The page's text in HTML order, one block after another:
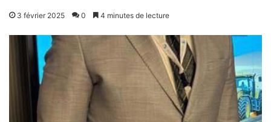
3 février 2025 0 4 minutes de lecture